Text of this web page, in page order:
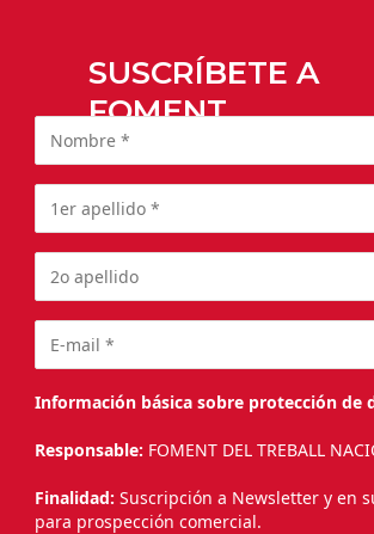
SUSCRÍBETE A
FOMENT
Información básica sobre protección de
Responsable: FOMENT DEL TREBALL
Finalidad: Suscripción a Newsletter y en
para prospección comercial.